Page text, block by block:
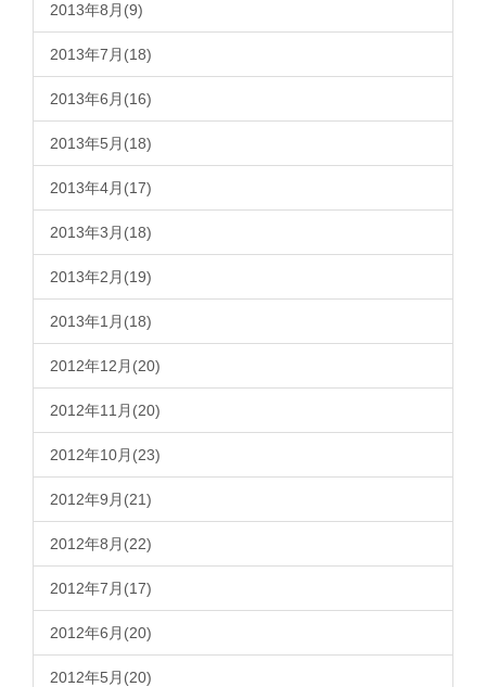
2013年8月(9)
2013年7月(18)
2013年6月(16)
2013年5月(18)
2013年4月(17)
2013年3月(18)
2013年2月(19)
2013年1月(18)
2012年12月(20)
2012年11月(20)
2012年10月(23)
2012年9月(21)
2012年8月(22)
2012年7月(17)
2012年6月(20)
2012年5月(20)